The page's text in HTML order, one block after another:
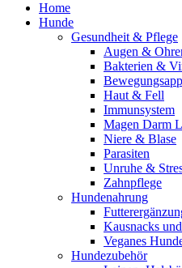
Home
Hunde
Gesundheit & Pflege
Augen &
Bakterien &
Haut & Fell
Immunsystem
Magen Darm
Niere & Blase
Parasiten
Unruhe &
Zahnpflege
Hundenahrung
Kausnacks
Veganes
Hundezubehör